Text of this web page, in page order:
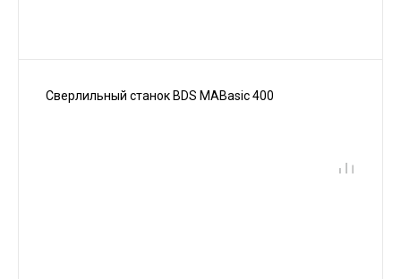
Сверлильный станок BDS MABasic 400